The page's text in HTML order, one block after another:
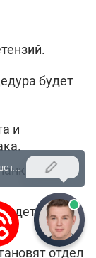
будет
и
отдел